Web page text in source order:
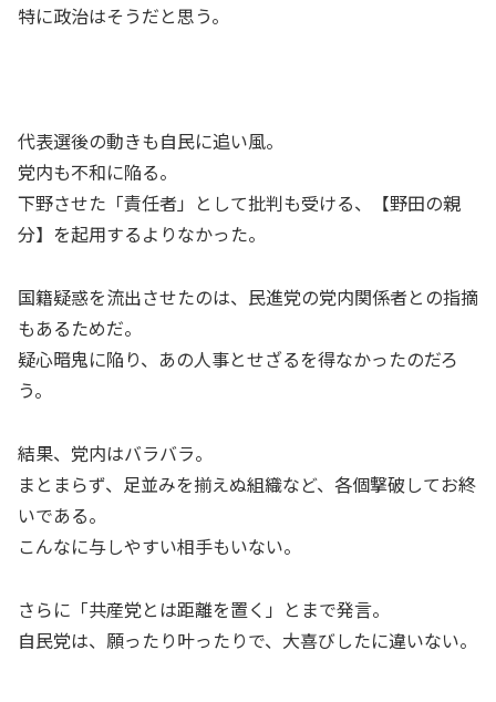
特に政治はそうだと思う。
代表選後の動きも自民に追い風。
党内も不和に陥る。
下野させた「責任者」として批判も受ける、【野田の親
分】を起用するよりなかった。
国籍疑惑を流出させたのは、民進党の党内関係者との指摘
もあるためだ。
疑心暗鬼に陥り、あの人事とせざるを得なかったのだろ
う。
結果、党内はバラバラ。
まとまらず、足並みを揃えぬ組織など、各個撃破してお終
いである。
こんなに与しやすい相手もいない。
さらに「共産党とは距離を置く」とまで発言。
自民党は、願ったり叶ったりで、大喜びしたに違いない。